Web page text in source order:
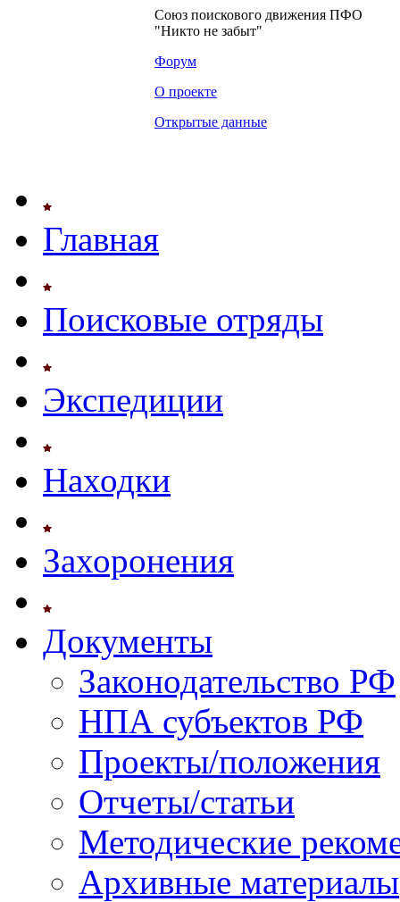
Союз поискового движения ПФО
"Никто не забыт"
Форум
О проекте
Открытые данные
Главная
Поисковые отряды
Экспедиции
Находки
Захоронения
Документы
Законодательство РФ
НПА субъектов РФ
Проекты/положения
Отчеты/статьи
Методические
Архивные материалы